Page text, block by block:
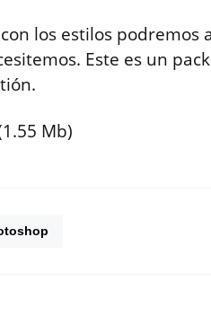
los estilos podremos
Este es un
Mb)